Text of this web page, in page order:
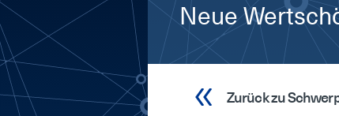
Neue
Zurück zu